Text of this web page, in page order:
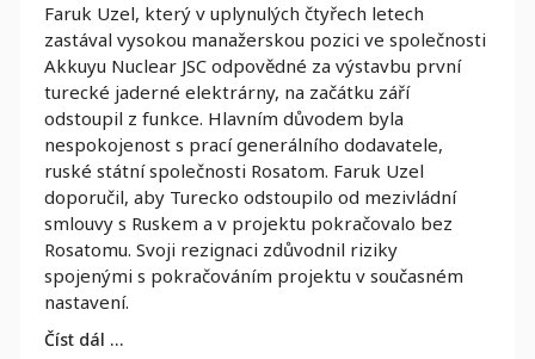
Faruk Uzel, který v uplynulých čtyřech letech
zastával vysokou manažerskou pozici ve společnosti
Akkuyu Nuclear JSC odpovědné za výstavbu první
turecké jaderné elektrárny, na začátku září
odstoupil z funkce. Hlavním důvodem byla
nespokojenost s prací generálního dodavatele,
ruské státní společnosti Rosatom. Faruk Uzel
doporučil, aby Turecko odstoupilo od mezivládní
smlouvy s Ruskem a v projektu pokračovalo bez
Rosatomu. Svoji rezignaci zdůvodnil riziky
spojenými s pokračováním projektu v současném
nastavení.
Číst dál …